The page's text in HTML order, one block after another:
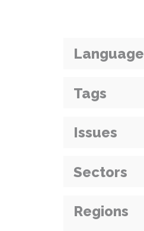
Language
Tags
Issues
Sectors
Regions